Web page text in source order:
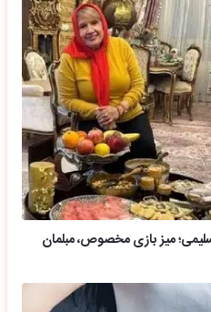
میز بازی مخصوص، مبلمان